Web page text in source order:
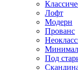
Лофт
Модерн
Прованс
Под